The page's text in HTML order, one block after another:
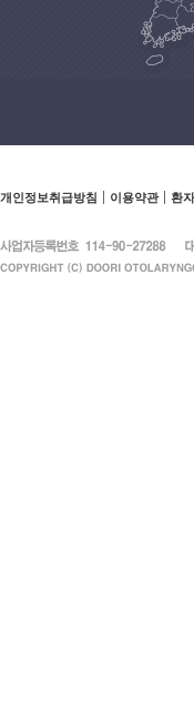
개인정보취급방침 이용약관 환